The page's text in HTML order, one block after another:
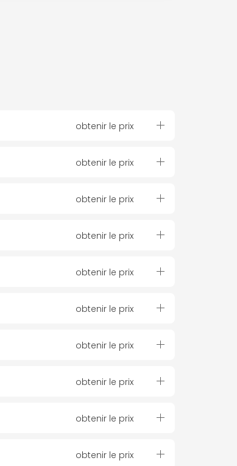
obtenir le prix
obtenir le prix
obtenir le prix
obtenir le prix
obtenir le prix
obtenir le prix
obtenir le prix
obtenir le prix
obtenir le prix
obtenir le prix